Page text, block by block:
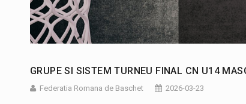
GRUPE SI SISTEM TURNEU FINAL CN U14
Federatia Romana de Baschet 2026-03-23